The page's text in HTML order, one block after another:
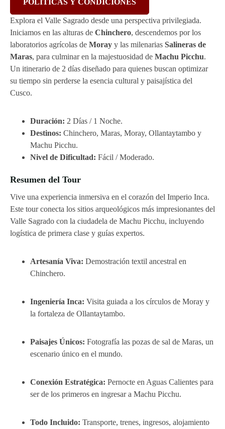
POLITICAS Y CONDICIONES
Explora el Valle Sagrado desde una perspectiva privilegiada.
Iniciamos en las alturas de Chinchero, descendemos por los
laboratorios agrícolas de Moray y las milenarias Salineras de
Maras, para culminar en la majestuosidad de Machu Picchu.
Un itinerario de 2 días diseñado para quienes buscan optimizar
su tiempo sin perderse la esencia cultural y paisajística del
Cusco.
Duración: 2 Días / 1 Noche.
Destinos: Chinchero, Maras, Moray, Ollantaytambo y
Machu Picchu.
Nivel de Dificultad: Fácil / Moderado.
Resumen del Tour
Vive una experiencia inmersiva en el corazón del Imperio Inca.
Este tour conecta los sitios arqueológicos más impresionantes del
Valle Sagrado con la ciudadela de Machu Picchu, incluyendo
logística de primera clase y guías expertos.
Artesanía Viva: Demostración textil ancestral en
Chinchero.
Ingeniería Inca: Visita guiada a los círculos de Moray y
la fortaleza de Ollantaytambo.
Paisajes Únicos: Fotografía las pozas de sal de Maras, un
escenario único en el mundo.
Conexión Estratégica: Pernocte en Aguas Calientes para
ser de los primeros en ingresar a Machu Picchu.
Todo Incluido: Transporte, trenes, ingresos, alojamiento